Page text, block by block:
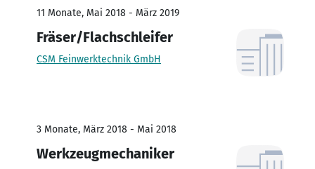
11 Monate, Mai 2018 - März 2019
Fräser/Flachschleifer
CSM Feinwerktechnik GmbH
3 Monate, März 2018 - Mai 2018
Werkzeugmechaniker